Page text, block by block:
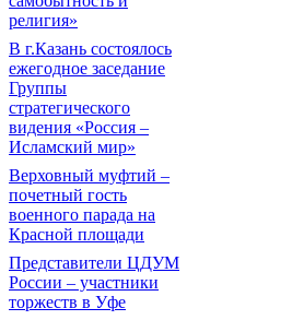
религия»
В г.Казань состоялось
ежегодное заседание
Группы
стратегического
видения «Россия –
Исламский мир»
Верховный муфтий –
почетный гость
военного парада на
Красной площади
Представители ЦДУМ
России – участники
торжеств в Уфе